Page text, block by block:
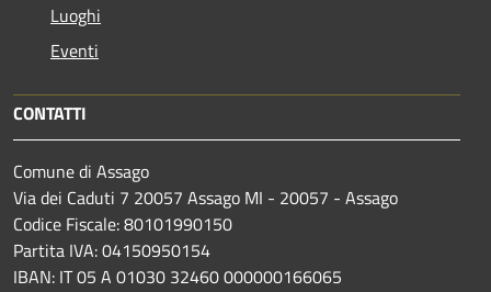
Luoghi
Eventi
CONTATTI
Comune di Assago
Via dei Caduti 7 20057 Assago MI - 20057 - Assago
Codice Fiscale: 80101990150
Partita IVA: 04150950154
IBAN: IT 05 A 01030 32460 000000166065